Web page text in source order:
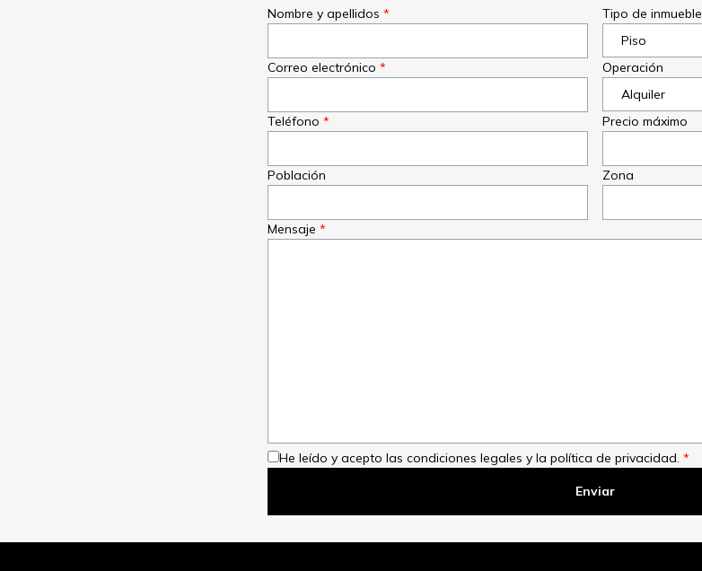
Nombre y apellidos Tipo de inmueble
Correo electrónico Operación
Teléfono Precio máximo
Población Zona
Mensaje
He leído y acepto las condiciones legales y la política de privacidad.